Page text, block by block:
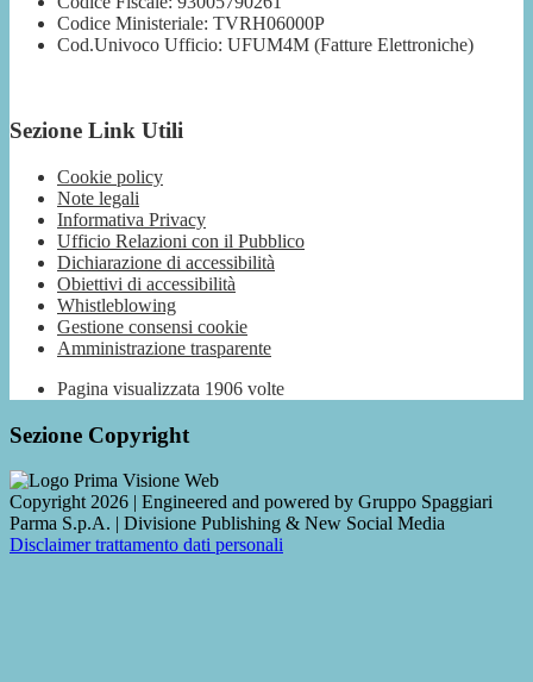
Codice Ministeriale: TVRH06000P
Cod.Univoco Ufficio: UFUM4M (Fatture Elettroniche)
Sezione Link Utili
Cookie policy
Note legali
Informativa Privacy
Ufficio Relazioni con il Pubblico
Dichiarazione di accessibilità
Obiettivi di accessibilità
Whistleblowing
Gestione consensi cookie
Amministrazione trasparente
Pagina visualizzata 1906 volte
Sezione Copyright
Copyright 2026 | Engineered and powered by Gruppo Spaggiari
Parma S.p.A. | Divisione Publishing & New Social Media
Disclaimer trattamento dati personali